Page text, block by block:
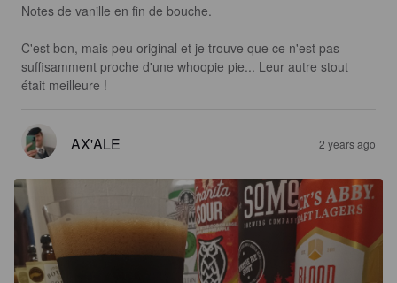
Notes de vanille en fin de bouche.
C'est bon, mais peu original et je trouve que ce n'est pas
suffisamment proche d'une whoopie pie... Leur autre stout
était meilleure !
AX'ALE 2 years ago